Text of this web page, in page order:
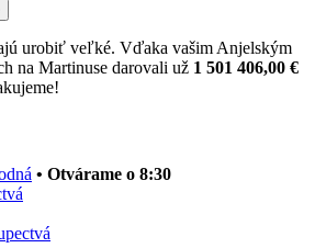
urobiť veľké. Vďaka vašim Anjelským
na Martinuse darovali už 1 501 406,00 €
• Otvárame o 8:30